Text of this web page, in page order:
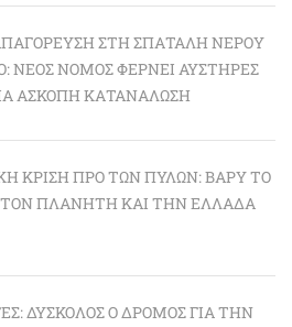
ΣΤΗ ΣΠΑΤΆΛΗ ΝΕΡΟΎ
ΝΈΟΣ ΝΌΜΟΣ ΦΈΡΝΕΙ ΑΥΣΤΗΡΈΣ
ΆΣΚΟΠΗ ΚΑΤΑΝΆΛΩΣΗ
ΚΡΊΣΗ ΠΡΟ ΤΩΝ ΠΥΛΏΝ: BΑΡΎ ΤΟ
ΤΟΝ ΠΛΑΝΉΤΗ ΚΑΙ ΤΗΝ ΕΛΛΆΔΑ
ΔΎΣΚΟΛΟΣ Ο ΔΡΌΜΟΣ ΓΙΑ ΤΗΝ